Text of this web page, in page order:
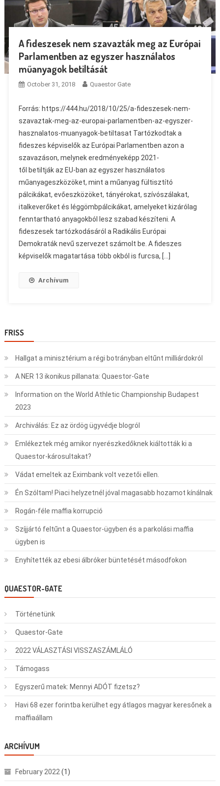
A fideszesek nem szavazták meg az Európai
Parlamentben az egyszer használatos
műanyagok betiltását
October 31, 2018 Quaestor Gate
Forrás: https://444.hu/2018/10/25/a-fideszesek-nem-
szavaztak-meg-az-europai-parlamentben-az-egyszer-
hasznalatos-muanyagok-betiltasat Tartózkodtak a
fideszes képviselők az Európai Parlamentben azon a
szavazáson, melynek eredményeképp 2021-
től betiltják az EU-ban az egyszer használatos
műanyageszközöket, mint a műanyag fültisztító
pálcikákat, evőeszközöket, tányérokat, szívószálakat,
italkeverőket és léggömbpálcikákat, amelyeket kizárólag
fenntartható anyagokból lesz szabad készíteni. A
fideszesek tartózkodásáról a Radikális Európai
Demokraták nevű szervezet számolt be. A fideszes
képviselők magatartása több okból is furcsa, […]
Archívum
FRISS
Hallgat a minisztérium a régi botrányban eltűnt milliárdokról
A NER 13 ikonikus pillanata: Quaestor-Gate
Information on the World Athletic Championship Budapest
2023
Archiválás: Ez az ördög ügyvédje blogról
Emlékeztek még amikor nyerészkedőknek kiáltották ki a
Quaestor-károsultakat?
Vádat emeltek az Eximbank volt vezetői ellen.
Én Szóltam! Piaci helyzetnél jóval magasabb hozamot kínálnak
Rogán-féle maffia korrupció
Szíjjártó feltűnt a Quaestor-ügyben és a parkolási maffia
ügyben is
Enyhítették az ebesi álbróker büntetését másodfokon
QUAESTOR-GATE
Történetünk
Quaestor-Gate
2022 VÁLASZTÁSI VISSZASZÁMLÁLÓ
Támogass
Egyszerű matek: Mennyi ADÓT fizetsz?
Havi 68 ezer forintba kerülhet egy átlagos magyar keresőnek a
maffiaállam
ARCHÍVUM
February 2022 (1)